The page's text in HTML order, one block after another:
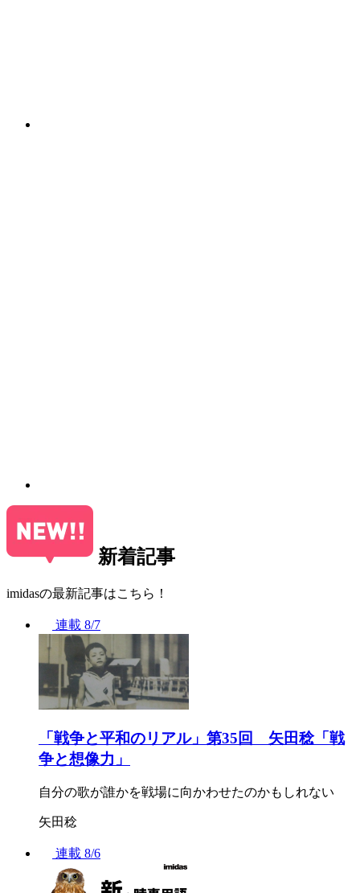
新着記事
imidasの最新記事はこちら！
連載 8/7
「戦争と平和のリアル」第35回 矢田稔「戦
争と想像力」
自分の歌が誰かを戦場に向かわせたのかもしれない
矢田稔
連載 8/6